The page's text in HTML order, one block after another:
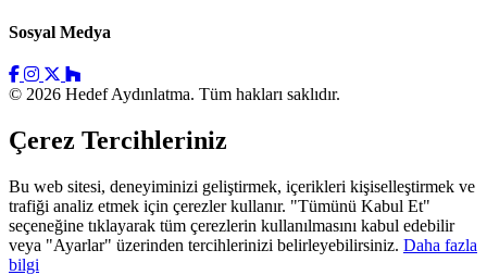
Sosyal Medya
© 2026 Hedef Aydınlatma. Tüm hakları saklıdır.
Çerez Tercihleriniz
Bu web sitesi, deneyiminizi geliştirmek, içerikleri kişiselleştirmek ve
trafiği analiz etmek için çerezler kullanır. "Tümünü Kabul Et"
seçeneğine tıklayarak tüm çerezlerin kullanılmasını kabul edebilir
veya "Ayarlar" üzerinden tercihlerinizi belirleyebilirsiniz. Daha fazla
bilgi